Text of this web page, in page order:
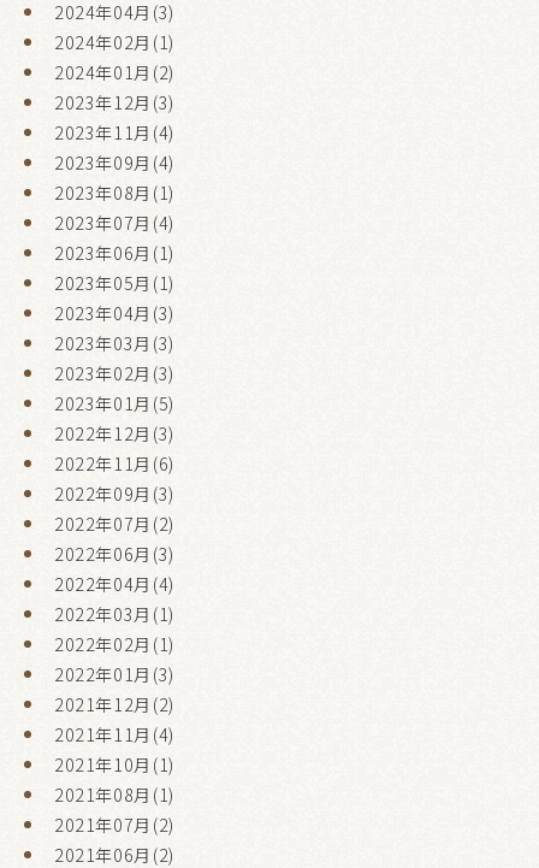
2024年04月(3)
2024年02月(1)
2024年01月(2)
2023年12月(3)
2023年11月(4)
2023年09月(4)
2023年08月(1)
2023年07月(4)
2023年06月(1)
2023年05月(1)
2023年04月(3)
2023年03月(3)
2023年02月(3)
2023年01月(5)
2022年12月(3)
2022年11月(6)
2022年09月(3)
2022年07月(2)
2022年06月(3)
2022年04月(4)
2022年03月(1)
2022年02月(1)
2022年01月(3)
2021年12月(2)
2021年11月(4)
2021年10月(1)
2021年08月(1)
2021年07月(2)
2021年06月(2)